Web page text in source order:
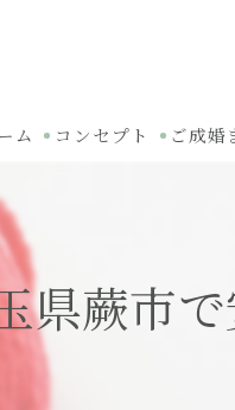
ム コンセプト ご成婚
県蕨市